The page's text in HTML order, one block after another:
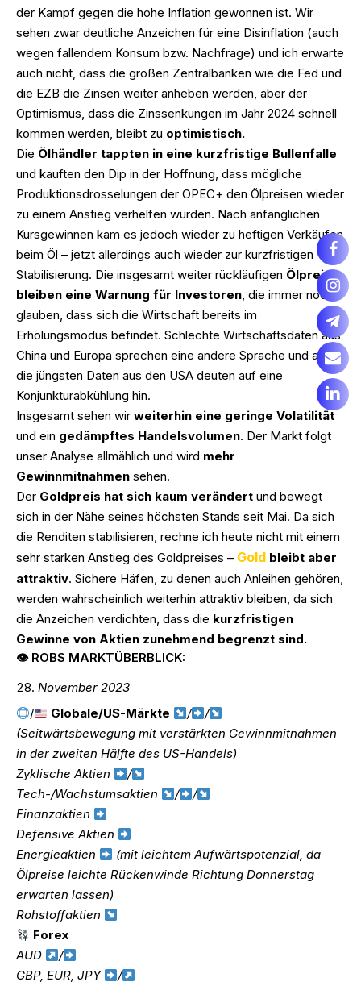
der Kampf gegen die hohe Inflation gewonnen ist. Wir
sehen zwar deutliche Anzeichen für eine Disinflation (auch
wegen fallendem Konsum bzw. Nachfrage) und ich erwarte
auch nicht, dass die großen Zentralbanken wie die Fed und
die EZB die Zinsen weiter anheben werden, aber der
Optimismus, dass die Zinssenkungen im Jahr 2024 schnell
kommen werden, bleibt zu optimistisch.
Die Ölhändler tappten in eine kurzfristige Bullenfalle
und kauften den Dip in der Hoffnung, dass mögliche
Produktionsdrosselungen der OPEC+ den Ölpreisen wieder
zu einem Anstieg verhelfen würden. Nach anfänglichen
Kursgewinnen kam es jedoch wieder zu heftigen Verkäufen
beim Öl – jetzt allerdings auch wieder zur kurzfristigen
Stabilisierung. Die insgesamt weiter rückläufigen Ölpreise
bleiben eine Warnung für Investoren, die immer noch
glauben, dass sich die Wirtschaft bereits im
Erholungsmodus befindet. Schlechte Wirtschaftsdaten aus
China und Europa sprechen eine andere Sprache und auch
die jüngsten Daten aus den USA deuten auf eine
Konjunkturabkühlung hin.
Insgesamt sehen wir weiterhin eine geringe Volatilität
und ein gedämpftes Handelsvolumen. Der Markt folgt
unser Analyse allmählich und wird mehr
Gewinnmitnahmen sehen.
Der Goldpreis hat sich kaum verändert und bewegt
sich in der Nähe seines höchsten Stands seit Mai. Da sich
die Renditen stabilisieren, rechne ich heute nicht mit einem
sehr starken Anstieg des Goldpreises – Gold bleibt aber
attraktiv. Sichere Häfen, zu denen auch Anleihen gehören,
werden wahrscheinlich weiterhin attraktiv bleiben, da sich
die Anzeichen verdichten, dass die kurzfristigen
Gewinne von Aktien zunehmend begrenzt sind.
👁 ROBS MARKTÜBERBLICK:
November 2023
/
Globale/US-Märkte /
/
(Seitwärtsbewegung mit verstärkten Gewinnmitnahmen
in der zweiten Hälfte des US-Handels)
Zyklische Aktien
/
Tech-/Wachstumsaktien
/
/
Finanzaktien
Defensive Aktien
Energieaktien
(mit leichtem Aufwärtspotenzial, da
Ölpreise leichte Rückenwinde Richtung Donnerstag
erwarten lassen)
Rohstoffaktien
Forex
AUD
/
GBP, EUR, JPY
/